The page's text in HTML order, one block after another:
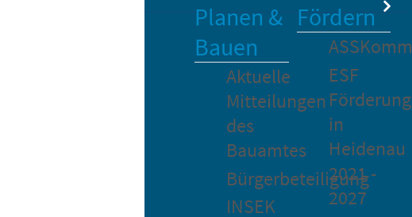
Planen &
Bauen
Aktuelle
Mitteilungen
des
Bauamtes
Bürgerbeteiligung
INSEK
Fördern
ASSKomm
ESF
Förderung
in
Heidenau
2021 -
2027